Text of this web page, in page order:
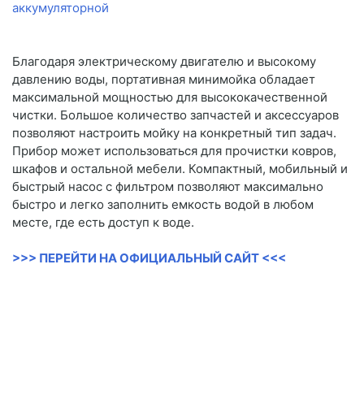
Благодаря электрическому двигателю и высокому
давлению воды, портативная минимойка обладает
максимальной мощностью для высококачественной
чистки. Большое количество запчастей и аксессуаров
позволяют настроить мойку на конкретный тип задач.
Прибор может использоваться для прочистки ковров,
шкафов и остальной мебели. Компактный, мобильный и
быстрый насос с фильтром позволяют максимально
быстро и легко заполнить емкость водой в любом
месте, где есть доступ к воде.
>>> ПЕРЕЙТИ НА ОФИЦИАЛЬНЫЙ САЙТ <<<